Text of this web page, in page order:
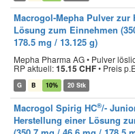
Macrogol-Mepha Pulver zur
Lösung zum Einnehmen
178.5 mg / 13.125 g)
Mepha Pharma AG • Pulver
RP aktuell:15.15 CHF• Preis
G B 10% 20 Stk
Macrogol Spirig HC®/-
Herstellung einer Lösung